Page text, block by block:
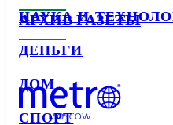
НАУКА И
ДЕНЬГИ
ДОМ
СПОРТ
АРХИВ ГАЗЕТЫ